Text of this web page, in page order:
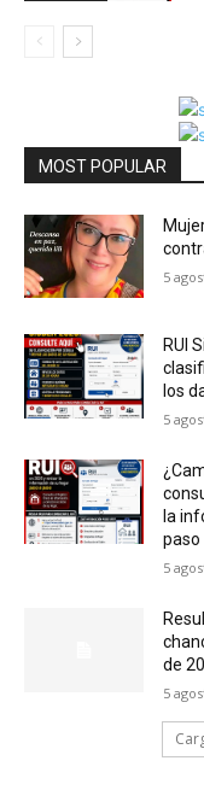
MOST POPULAR
5
RUI
los
5
la
paso
5
de
5